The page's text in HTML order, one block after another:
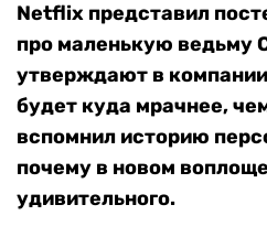
Netflix представил
про маленькую ведьму
утверждают в
будет куда мрачнее,
вспомнил историю
почему в новом
удивительного.